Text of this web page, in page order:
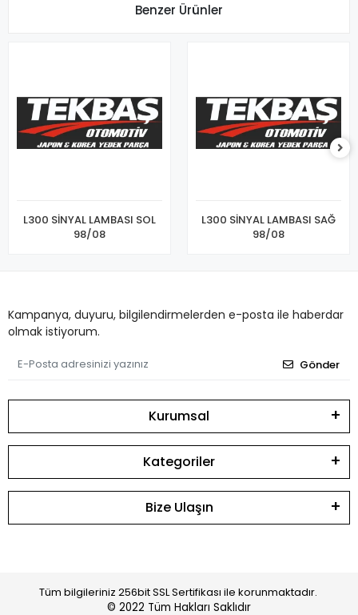
Benzer Ürünler
L300 SİNYAL LAMBASI SOL
98/08
L300 SİNYAL LAMBASI SAĞ
98/08
Kampanya, duyuru, bilgilendirmelerden e-posta ile haberdar
olmak istiyorum.
Gönder
Kurumsal
Kategoriler
Bize Ulaşın
Tüm bilgileriniz 256bit SSL Sertifikası ile korunmaktadır.
© 2022 Tüm Hakları Saklıdır